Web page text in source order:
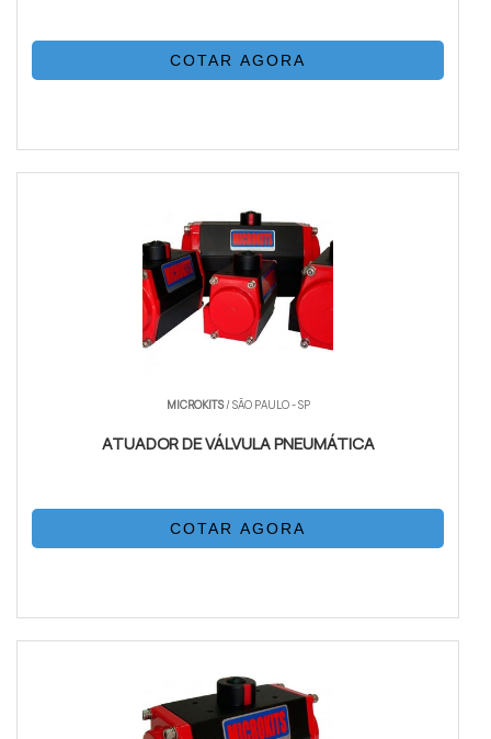
COTAR AGORA
MICROKITS/ SÃO PAULO - SP
ATUADOR DE VÁLVULA PNEUMÁTICA
COTAR AGORA